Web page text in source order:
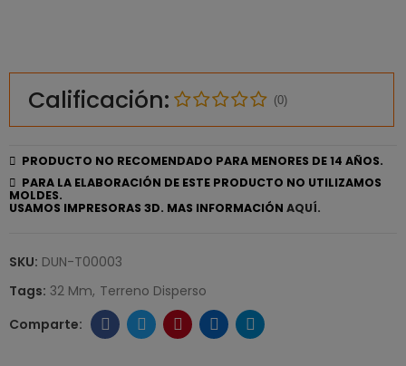
Calificación: (0)
PRODUCTO NO RECOMENDADO PARA MENORES DE 14 AÑOS.
PARA LA ELABORACIÓN DE ESTE PRODUCTO NO UTILIZAMOS
MOLDES.
USAMOS IMPRESORAS 3D. MAS INFORMACIÓN AQUÍ.
SKU: DUN-T00003
Tags: 32 Mm Terreno Disperso